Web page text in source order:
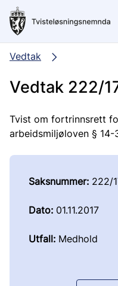
Hopp
hovedinnhold
Vedtak
Vedtak 222/
Tvist om fortrinnsrett
arbeidsmiljøloven § 14-
Saksnummer: 222/
Dato: 01.11.2017
Utfall: Medhold